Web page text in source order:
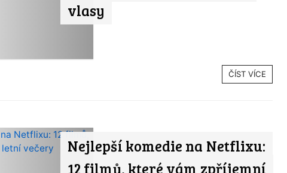
vlasy
ČÍST VÍCE
Nejlepší komedie na Netflixu:
12 filmů, které vám zpříjemní